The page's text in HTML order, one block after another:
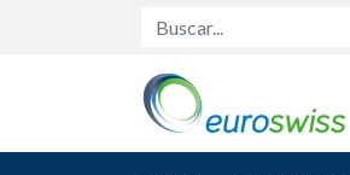
Buscar...